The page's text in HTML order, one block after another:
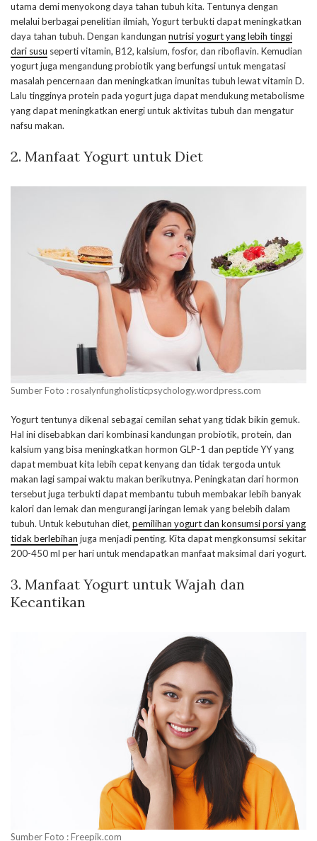
utama demi menyokong daya tahan tubuh kita. Tentunya dengan
melalui berbagai penelitian ilmiah, Yogurt terbukti dapat meningkatkan
daya tahan tubuh. Dengan kandungan nutrisi yogurt yang lebih tinggi
dari susu seperti vitamin, B12, kalsium, fosfor, dan riboflavin. Kemudian
yogurt juga mengandung probiotik yang berfungsi untuk mengatasi
masalah pencernaan dan meningkatkan imunitas tubuh lewat vitamin D.
Lalu tingginya protein pada yogurt juga dapat mendukung metabolisme
yang dapat meningkatkan energi untuk aktivitas tubuh dan mengatur
nafsu makan.
2. Manfaat Yogurt untuk Diet
Sumber Foto : rosalynfungholisticpsychology.wordpress.com
Yogurt tentunya dikenal sebagai cemilan sehat yang tidak bikin gemuk.
Hal ini disebabkan dari kombinasi kandungan probiotik, protein, dan
kalsium yang bisa meningkatkan hormon GLP-1 dan peptide YY yang
dapat membuat kita lebih cepat kenyang dan tidak tergoda untuk
makan lagi sampai waktu makan berikutnya. Peningkatan dari hormon
tersebut juga terbukti dapat membantu tubuh membakar lebih banyak
kalori dan lemak dan mengurangi jaringan lemak yang belebih dalam
tubuh. Untuk kebutuhan diet, pemilihan yogurt dan konsumsi porsi yang
tidak berlebihan juga menjadi penting. Kita dapat mengkonsumsi sekitar
200-450 ml per hari untuk mendapatkan manfaat maksimal dari yogurt.
3. Manfaat Yogurt untuk Wajah dan
Kecantikan
Sumber Foto : Freepik.com